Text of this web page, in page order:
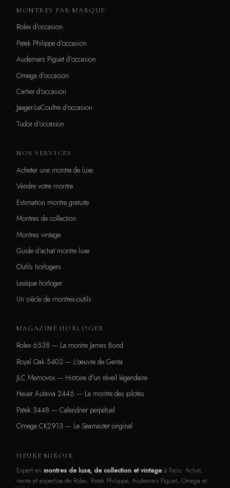
MONTRES PAR MARQUE
Rolex d'occasion
Patek Philippe d'occasion
Audemars Piguet d'occasion
Omega d'occasion
Cartier d'occasion
Jaeger-LeCoultre d'occasion
Tudor d'occasion
NOS SERVICES
Acheter une montre de luxe
Vendre votre montre
Estimation montre gratuite
Montres de collection
Montres vintage
Guide d'achat montre luxe
Outils horlogers
Lexique horloger
Un siècle de montres-outils
MAGAZINE HORLOGER
Rolex 6538 — La montre James Bond
Royal Oak 5402 — L'œuvre de Genta
JLC Memovox — Histoire d'un réveil légendaire
Heuer Autavia 2446 — La montre des pilotes
Patek 3448 — Calendrier perpétuel
Omega CK2913 — Le Seamaster original
HEURE MIROIR
Expert en montres de luxe, de collection et vintageà Paris. Achat,
vente et expertise de Rolex, Patek Philippe, Audemars Piguet, Omega et